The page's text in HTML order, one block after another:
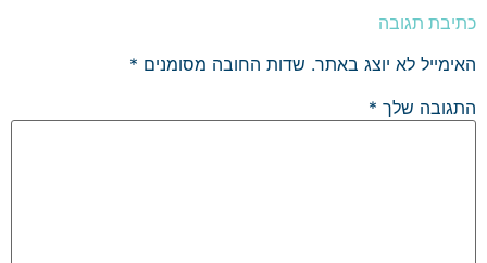
כתיבת תגובה
האימייל לא יוצג באתר. שדות החובה מסומנים *
התגובה שלך *